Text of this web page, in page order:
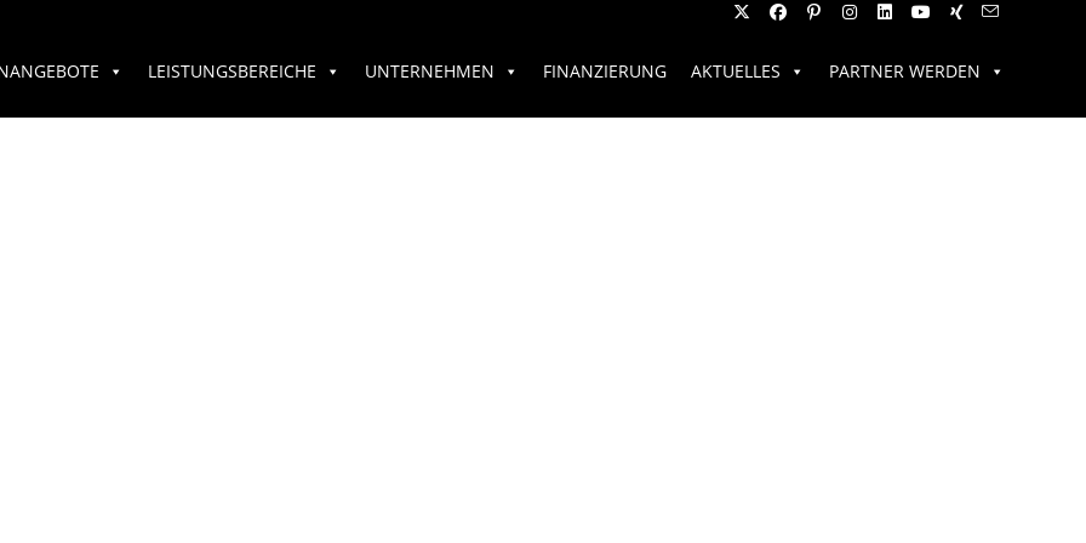
LEISTUNGSBEREICHE UNTERNEHMEN FINANZIERUNG AKTUELLES PARTNER WERDEN